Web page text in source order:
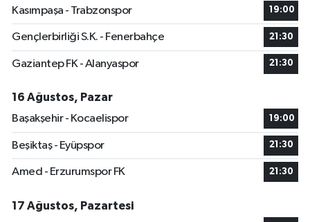
Kasımpaşa - Trabzonspor 19:00
Gençlerbirliği S.K. - Fenerbahçe 21:30
Gaziantep FK - Alanyaspor 21:30
16 Ağustos, Pazar
Başakşehir - Kocaelispor
19:00
Beşiktaş - Eyüpspor 21:30
Amed - Erzurumspor FK 21:30
17 Ağustos, Pazartesi